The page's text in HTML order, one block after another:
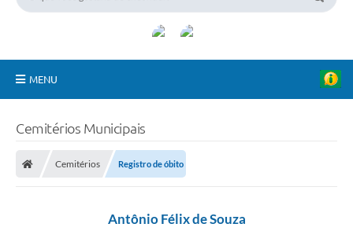
MENU
Cemitérios Municipais
Cemitérios Registro de óbito
Antônio Félix de Souza